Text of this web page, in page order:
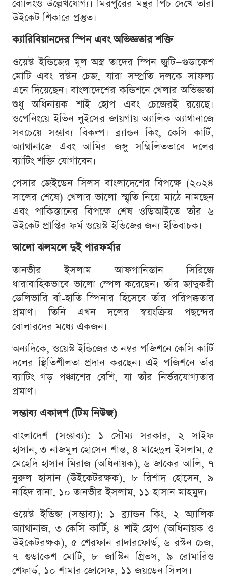
বোলিংও উল্লেখযোগ্য। মিরপুরের মন্থর পিচ দেখে তারা
উইকেট শিকারে প্রস্তুত।
ক্যারিবিয়ানদের স্পিন এবং অভিজ্ঞতার শক্তি
ওয়েস্ট ইন্ডিজের মূল অস্ত্র তাদের স্পিন জুটি—গুডাকেশ
মোটি এবং রস্টন চেজ, যারা সম্প্রতি দলকে সাফল্য
এনে দিয়েছেন। বাংলাদেশের কন্ডিশনে খেলার অভিজ্ঞতা
শুধু অধিনায়ক শাই হোপ এবং চেজেরই রয়েছে।
ওপেনিংয়ে ইভিন লুইসের জায়গায় অ্যালিক অ্যাথানাজে
সবচেয়ে সম্ভাব্য বিকল্প। ব্র্যান্ডন কিং, কেসি কার্টি,
অ্যাথানাজে এবং আমির জঙ্গু সম্মিলিতভাবে দলের
ব্যাটিং শক্তি যোগাবেন।
পেসার জেইডেন সিলস বাংলাদেশের বিপক্ষে (২০২৪
সালের শেষে) খেলার ভালো স্মৃতি নিয়ে মাঠে নামছেন
এবং পাকিস্তানের বিপক্ষে শেষ ওডিআইতে তাঁর ৬
উইকেট প্রাপ্তির ফর্ম ওয়েস্ট ইন্ডিজের জন্য ইতিবাচক।
আলো ঝলমলে দুই পারফর্মার
তানভীর ইসলাম আফগানিস্তান সিরিজে
ধারাবাহিকভাবে ভালো স্পেল করেছেন। তাঁর জাদুকরী
ডেলিভারি বাঁ-হাতি স্পিনার হিসেবে তাঁর পরিপক্কতার
প্রমাণ। তিনি এখন দলের স্বয়ংক্রিয় পছন্দের
বোলারদের মধ্যে একজন।
অন্যদিকে, ওয়েস্ট ইন্ডিজের ৩ নম্বর পজিশনে কেসি কার্টি
দলের স্থিতিশীলতা প্রদান করছেন। এই পজিশনে তাঁর
ব্যাটিং গড় পঞ্চাশের বেশি, যা তাঁর নির্ভরযোগ্যতার
প্রমাণ।
সম্ভাব্য একাদশ (টিম নিউজ)
বাংলাদেশ (সম্ভাব্য): ১ সৌম্য সরকার, ২ সাইফ
হাসান, ৩ নাজমুল হোসেন শান্ত, ৪ মাহেদুল ইসলাম, ৫
মেহেদি হাসান মিরাজ (অধিনায়ক), ৬ জাকের আলি, ৭
নুরুল হাসান (উইকেটরক্ষক), ৮ রিশাদ হোসেন, ৯
নাহিদ রানা, ১০ তানভীর ইসলাম, ১১ হাসান মাহমুদ।
ওয়েস্ট ইন্ডিজ (সম্ভাব্য): ১ ব্র্যান্ডন কিং, ২ অ্যালিক
অ্যাথানাজ, ৩ কেসি কার্টি, ৪ শাই হোপ (অধিনায়ক ও
উইকেটরক্ষক), ৫ শেরফান রাদারফোর্ড, ৬ রস্টন চেজ,
৭ গুডাকেশ মোটি, ৮ জাস্টিন গ্রিভস, ৯ রোমারিও
শেফার্ড, ১০ শামার জোসেফ, ১১ জয়ডেন সিলস।